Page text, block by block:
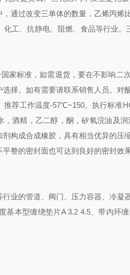
，通过改变三单体的数量，乙烯丙烯
工、抗静电、阻燃、食品等行业
家标准，如需退货，要在不影响二
择。如有需要请联系销售人员。对
荐工作温度-57℃~150。执行标准
，酒精，乙二醇，酮，矽氧浣油及
构成合成橡胶，具有相当优异的压
整的密封面也可达到良好的密封效
业的管道、阀门、压力容器、冷凝
本型缠绕垫片A 3.2 4.5、带内环